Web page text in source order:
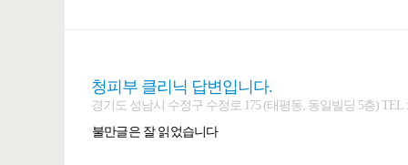
청피부 클리닉 답변입니다.
경기도 성남시 수정구 수정로 175 (태평동, 동일빌딩 5층) TEL :
불만글은 잘 읽었습니다